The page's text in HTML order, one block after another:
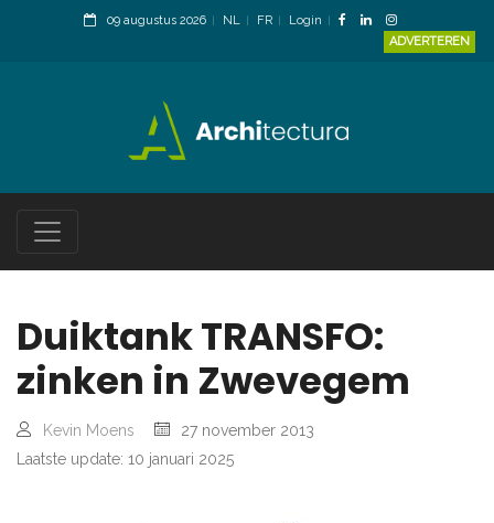
09 augustus 2026 NL FR
Login
ADVERTEREN
Duiktank TRANSFO:
zinken in Zwevegem
Kevin Moens
27 november 2013
Laatste update: 10 januari 2025